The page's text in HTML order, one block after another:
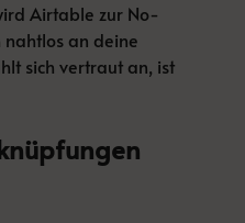
Airtable zur No-
an deine
sich vertraut an, ist